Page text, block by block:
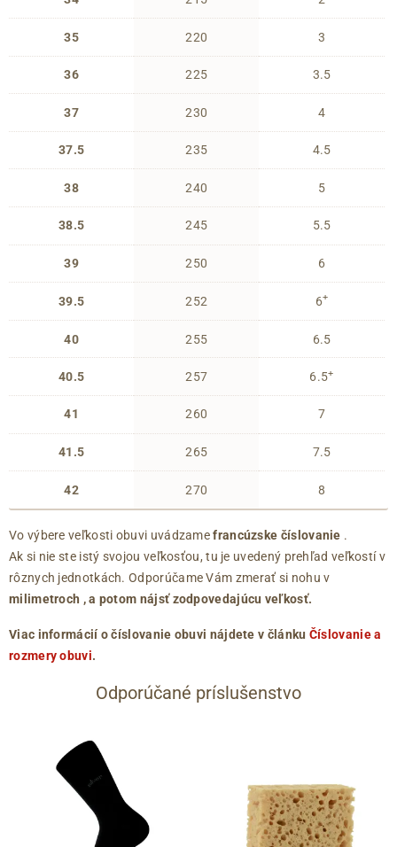
35
36
37
37.5
38
38.5
39
39.5
40
40.5
41
41.5
42
220
225
230
235
240
245
250
252
255
257
260
265
270
3
3.5
4
4.5
5
5.5
6
6+
6.5
6.5+
7
7.5
8
Vo výbere veľkosti obuvi uvádzamefrancúzske číslovanie .
Ak si nie ste istý svojou veľkosťou, tu je uvedený prehľad veľkostí v
rôznych jednotkách. Odporúčame Vám zmerať si nohu v
milimetroch , a potom nájsť zodpovedajúcu veľkosť.
Viac informácií o číslovanie obuvi nájdete v článku Číslovanie a
rozmery obuvi.
Odporúčané príslušenstvo